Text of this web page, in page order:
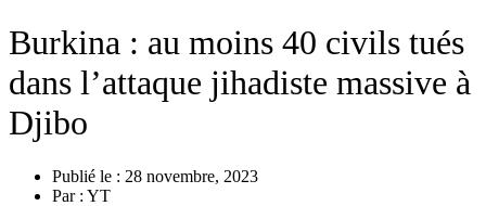
Burkina : au moins 40 civils tués
dans l’attaque jihadiste massive à
Djibo
Publié le : 28 novembre, 2023
Par : YT